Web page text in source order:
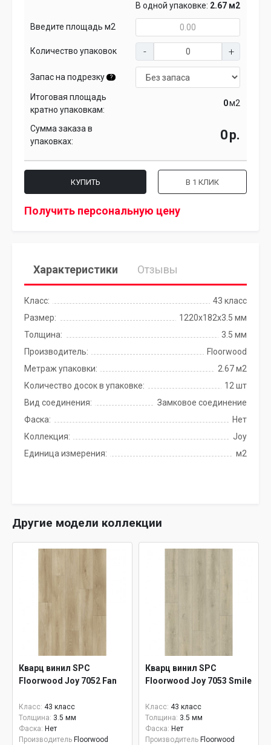
В одной упаковке: 2.67 м2
Введите площадь м2
Количество упаковок
Запас на подрезку ?
Итоговая площадь
кратно упаковкам:
м2
Сумма заказа в
упаковках:
р.
КУПИТЬ В 1 КЛИК
Получить персональную цену
Характеристики Отзывы
Класс:
43 класс
Размер:
1220х182х3.5 мм
Толщина:
3.5 мм
Производитель:
Floorwood
Метраж упаковки:
2.67 м2
Количество досок в упаковке:
12 шт
Вид соединения:
Замковое соединение
Фаска:
Нет
Коллекция:
Joy
Единица измерения:
м2
Другие модели коллекции
Кварц винил SPC
Floorwood Joy 7052 Fan
Класс: 43 класс
Толщина: 3.5 мм
Фаска: Нет
Производитель Floorwood
Кварц винил SPC
Floorwood Joy 7053 Smile
Класс: 43 класс
Толщина: 3.5 мм
Фаска: Нет
Производитель Floorwood